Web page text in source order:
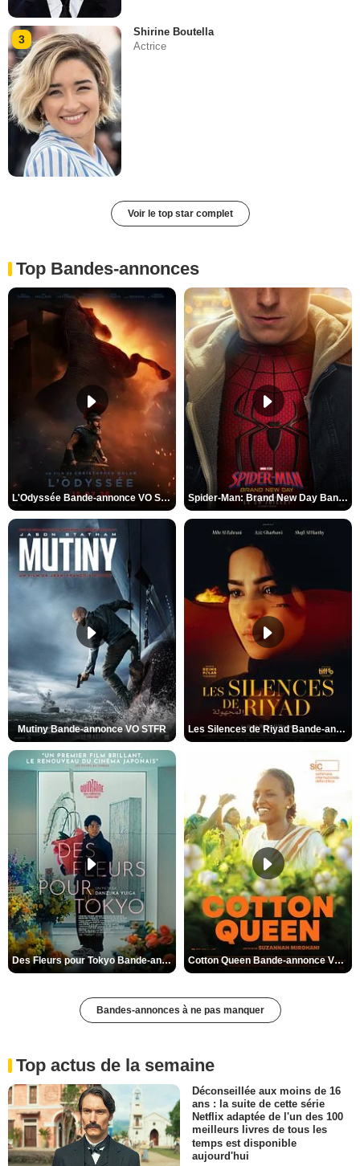
3
Shirine Boutella
Actrice
Voir le top star complet
Top Bandes-annonces
L'Odyssée Bande-annonce VO STFR Spider-Man: Brand New Day Bande-annonce VO STFR
Mutiny Bande-annonce VO STFR Les Silences de Riyad Bande-annonce VO STFR
Des Fleurs pour Tokyo Bande-annonce VO STFR Cotton Queen Bande-annonce VO STFR
Bandes-annonces à ne pas manquer
Top actus de la semaine
Déconseillée aux moins de 16
ans : la suite de cette série
Netflix adaptée de l'un des 100
meilleurs livres de tous les
temps est disponible
aujourd'hui